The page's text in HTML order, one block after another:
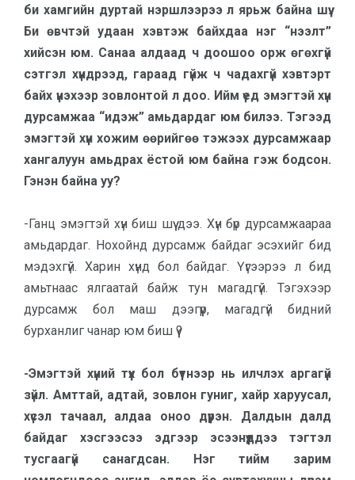
би хамгийн дуртай нэршлээрээ л ярьж байна шүү.
Би өвчтэй удаан хэв­тэж байхдаа нэг “нээлт”
хийсэн юм. Санаа алдаад ч доошоо орж өгөхгүй
сэтгэл хүнд­рээд, га­раад гүйж ч чадах­гүй хэвтэрт
байх үнэ­хээр зов­лонтой л доо. Ийм үед эмэгтэй хүн
дурсамжаа “идэж” амьдар­даг юм билээ. Тэ­­гээд
эмэгтэй хүн хожим өөрий­­гөө тэжээх дур­самжаар
хан­га­луун амьдрах ёстой юм бай­на гэж бодсон.
Гэнэн байна уу?
-Ганц эмэгтэй хүн биш шүү дээ. Хүн бүр дурсамжаараа
амьдардаг. Нохойнд дурсамж байдаг эсэхийг бид
мэдэхгүй. Харин хүнд бол байдаг. Үүгээрээ л бид
амьтнаас ялгаатай байж тун магадгүй. Тэгэхээр
дурсамж бол маш дээгүүр, магадгүй бидний
бурханлиг чанар юм биш үү?
-Эмэгтэй хүний түүх бол бүтнээр нь илчлэх аргагүй
зүйл. Амттай, адтай, зовлон гуниг, хайр харуу­сал,
хүсэл тачаал, алдаа оноо дүү­рэн. Далдын далд
байдаг хэс­гээсээ эдгээр эсээнүүддээ тэг­­тэл
тусгаагүй санагдсан. Нэг тийм зарим